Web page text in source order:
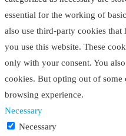
essential for the working of
also use third-party cookies that
you use this website. These
only with your consent. You
cookies. But opting out of
browsing experience.
Necessary
Necessary